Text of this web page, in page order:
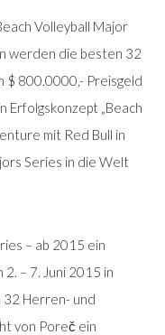
Volleyball Major
werden die besten 32
$ 800.0000,- Preisgeld
Erfolgskonzept „Beach
mit Red Bull in
Series in die Welt
– ab 2015 ein
– 7. Juni 2015 in
Herren- und
von Poreč ein